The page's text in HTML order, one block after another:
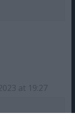
at 19:27